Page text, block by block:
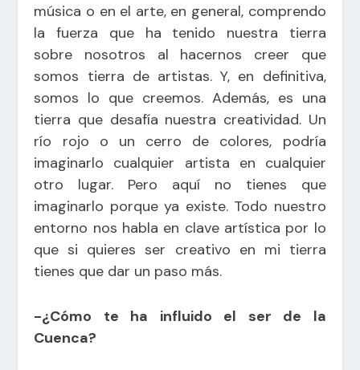
música o en el arte, en general, comprendo
la fuerza que ha tenido nuestra tierra
sobre nosotros al hacernos creer que
somos tierra de artistas. Y, en definitiva,
somos lo que creemos. Además, es una
tierra que desafía nuestra creatividad. Un
río rojo o un cerro de colores, podría
imaginarlo cualquier artista en cualquier
otro lugar. Pero aquí no tienes que
imaginarlo porque ya existe. Todo nuestro
entorno nos habla en clave artística por lo
que si quieres ser creativo en mi tierra
tienes que dar un paso más.
-¿Cómo te ha influido el ser de la
Cuenca?